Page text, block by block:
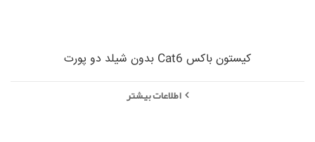
کیستون باکس Cat6 بدون شیلد دو پورت
اطلاعات بیشتر